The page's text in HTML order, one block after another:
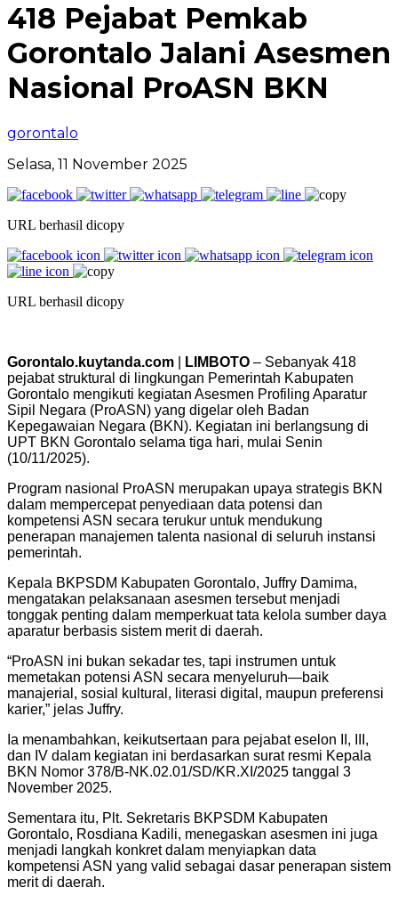
418 Pejabat Pemkab
Gorontalo Jalani Asesmen
Nasional ProASN BKN
gorontalo
Selasa, 11 November 2025
URL berhasil dicopy
URL berhasil dicopy
Gorontalo.kuytanda.com LIMBOTO – Sebanyak 418
pejabat struktural di lingkungan Pemerintah Kabupaten
Gorontalo mengikuti kegiatan Asesmen Profiling Aparatur
Sipil Negara (ProASN) yang digelar oleh Badan
Kepegawaian Negara (BKN). Kegiatan ini berlangsung di
UPT BKN Gorontalo selama tiga hari, mulai Senin
(10/11/2025).
Program nasional ProASN merupakan upaya strategis BKN
dalam mempercepat penyediaan data potensi dan
kompetensi ASN secara terukur untuk mendukung
penerapan manajemen talenta nasional di seluruh instansi
pemerintah.
Kepala BKPSDM Kabupaten Gorontalo, Juffry Damima,
mengatakan pelaksanaan asesmen tersebut menjadi
tonggak penting dalam memperkuat tata kelola sumber daya
aparatur berbasis sistem merit di daerah.
“ProASN ini bukan sekadar tes, tapi instrumen untuk
memetakan potensi ASN secara menyeluruh—baik
manajerial, sosial kultural, literasi digital, maupun preferensi
karier,” jelas Juffry.
Ia menambahkan, keikutsertaan para pejabat eselon II, III,
dan IV dalam kegiatan ini berdasarkan surat resmi Kepala
BKN Nomor 378/B-NK.02.01/SD/KR.XI/2025 tanggal 3
November 2025.
Sementara itu, Plt. Sekretaris BKPSDM Kabupaten
Gorontalo, Rosdiana Kadili, menegaskan asesmen ini juga
menjadi langkah konkret dalam menyiapkan data
kompetensi ASN yang valid sebagai dasar penerapan sistem
merit di daerah.